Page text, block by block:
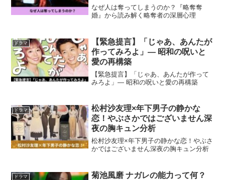
なぜ人は奪ってしまうのか？『略奪奪
婚』から読み解く略奪者の深層心理
ドラマ
【緊急提言】「じゃあ、あんたが
作ってみろよ」— 昭和の呪いと
愛の再構築
【緊急提言】「じゃあ、あんたが作って
みろよ」— 昭和の呪いと愛の再構築
ドラマ
松村沙友理×年下男子の静かな
恋！やぶさかではございません深
夜の胸キュン分析
松村沙友理×年下男子の静かな恋！やぶさ
かではございません深夜の胸キュン分析
ドラマ
菊池風磨 ナガレの能力って何？